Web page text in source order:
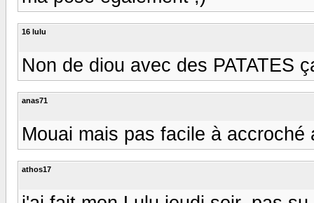
16 lulu
Non de diou avec des PATATES
anas71
Mouai mais pas facile à accroché
athos17